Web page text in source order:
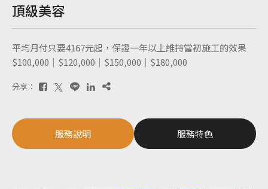
頂級美容
平均月付只要4167元起，保證一年以上維持當初施工的效果
$100,000｜$120,000｜$150,000｜$180,000
分享：
服務說明 服務特色